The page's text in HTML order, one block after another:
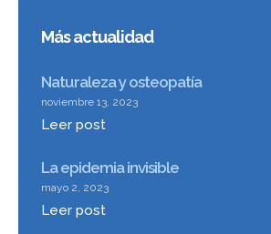
Más actualidad
Naturaleza y osteopatía
noviembre 13, 2023
Leer post
La epidemia invisible
mayo 2, 2023
Leer post